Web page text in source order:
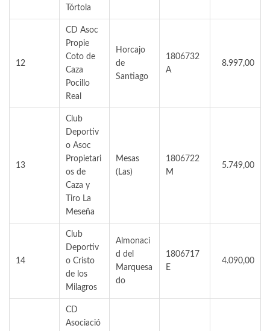
Tórtola
12
CD Asoc
Propie
Coto de
Caza
Pocillo
Real
Horcajo
de
Santiago
1806732
A
8.997,00
13
Club
Deportiv
o Asoc
Propietari
os de
Caza y
Tiro La
Meseña
Mesas
(Las)
1806722
M
5.749,00
14
Club
Deportiv
o Cristo
de los
Milagros
Almonaci
d del
Marquesa
do
1806717
E
4.090,00
CD
Asociació